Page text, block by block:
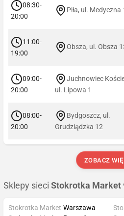
08:30-
20:00
Piła, ul. Medyczna
11:00-
19:00
Obsza, ul. Obsza
09:00-
20:00
Juchnowiec
ul. Lipowa 1
08:00-
20:00
Bydgoszcz, ul.
Grudziądzka 12
ZOBACZ
Sklepy sieci Stokrotka Market
Stokrotka Market Warszawa